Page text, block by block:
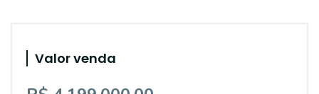
Valor venda